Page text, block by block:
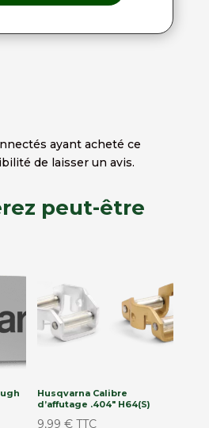
ayant acheté ce
de laisser un avis.
peut-être
Husqvarna Calibre
d’affutage .404″ H64(S)
9,99€ TTC